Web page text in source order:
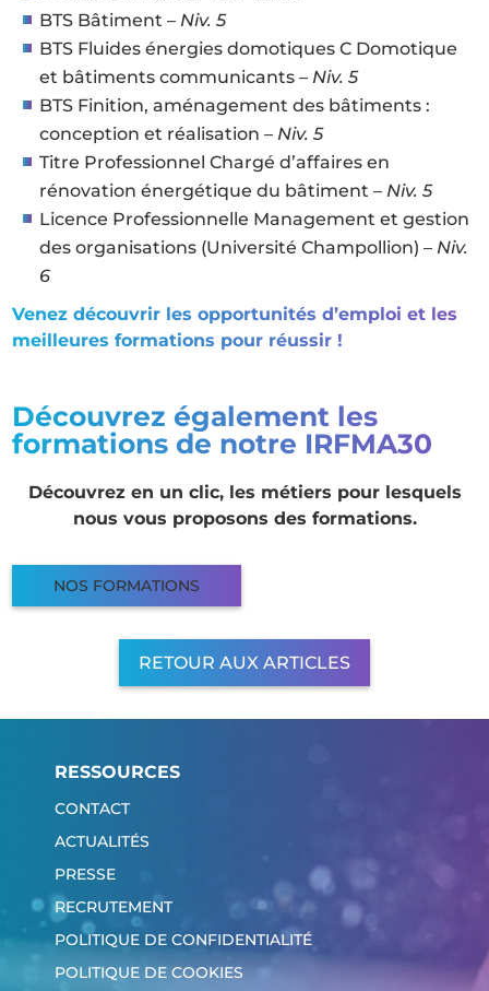
BTS Bâtiment – Niv. 5
BTS Fluides énergies domotiques C Domotique
et bâtiments communicants – Niv. 5
BTS Finition, aménagement des bâtiments :
conception et réalisation – Niv. 5
Titre Professionnel Chargé d’affaires en
rénovation énergétique du bâtiment – Niv. 5
Licence Professionnelle Management et gestion
des organisations (Université Champollion) – Niv.
6
Venez découvrir les opportunités d’emploi et les
meilleures formations pour réussir !
Découvrez également les
formations de notre IRFMA30
Découvrez en un clic, les métiers pour lesquels
nous vous proposons des formations.
NOS FORMATIONS
RETOUR AUX ARTICLES
RESSOURCES
CONTACT
ACTUALITÉS
PRESSE
RECRUTEMENT
POLITIQUE DE CONFIDENTIALITÉ
POLITIQUE DE COOKIES